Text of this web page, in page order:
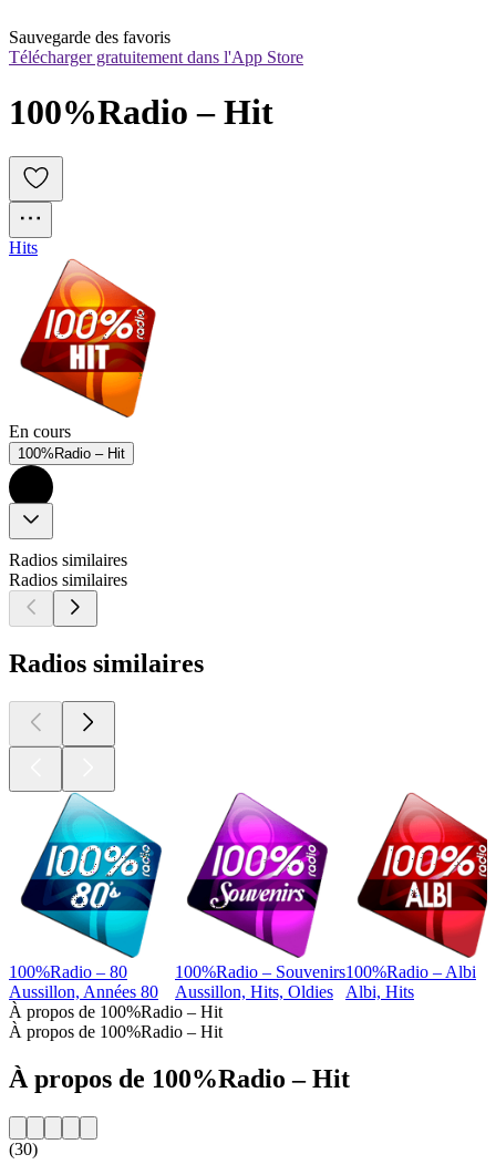
Sauvegarde des favoris
Télécharger gratuitement dans l'App Store
100%Radio – Hit
Hits
En cours
100%Radio – Hit
Radios similaires
Radios similaires
Radios similaires
100%Radio – 80
Aussillon, Années 80
100%Radio – Souvenirs
Aussillon, Hits, Oldies
100%Radio – Albi
Albi, Hits
À propos de 100%Radio – Hit
À propos de 100%Radio – Hit
À propos de 100%Radio – Hit
(30)